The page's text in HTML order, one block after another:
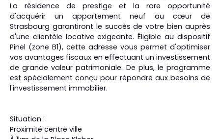
La résidence de prestige et la rare opportunité
d'acquérir un appartement neuf au cœur de
Strasbourg garantiront le succès de votre bien auprès
d'une clientèle locative exigeante. Éligible au dispositif
Pinel (zone B1), cette adresse vous permet d'optimiser
vos avantages fiscaux en effectuant un investissement
de grande valeur patrimoniale. De plus, le programme
est spécialement conçu pour répondre aux besoins de
l'investissement immobilier.
Situation :
Proximité centre ville